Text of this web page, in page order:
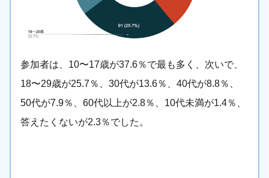
参加者は、10〜17歳が37.6％で最も多く、次いで、
18〜29歳が25.7％、30代が13.6％、40代が8.8％、
50代が7.9％、60代以上が2.8％、10代未満が1.4％、
答えたくないが2.3％でした。